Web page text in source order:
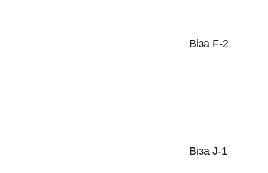
Віза F-2
Віза J-1